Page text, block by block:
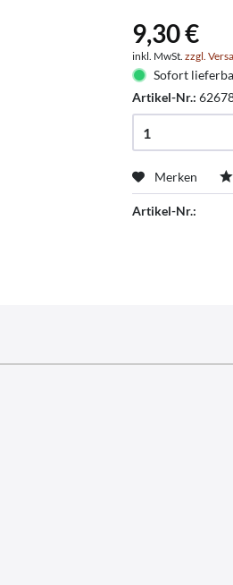
9,30 €
inkl. MwSt.zzgl.
Sofort
Artikel-Nr.:
Merken
Artikel-Nr.: